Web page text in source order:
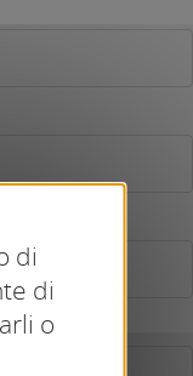
di
di
o